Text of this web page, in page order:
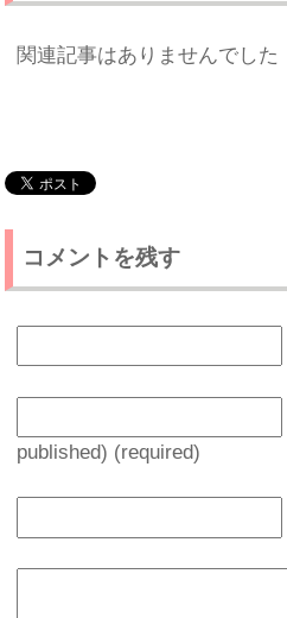
関連記事はありませんでした
コメントを残す
published) (required)